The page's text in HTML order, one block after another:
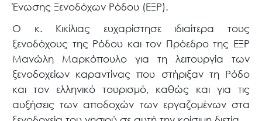
Ένωσης Ξενοδόχων Ρόδου (ΕΞΡ).
Ο κ. Κικίλιας ευχαρίστησε ιδιαίτερα τους
ξενοδόχους της Ρόδου και τον Πρόεδρο της ΕΞΡ
Μανώλη Μαρκόπουλο για τη λειτουργία των
ξενοδοχείων καραντίνας που στήριξαν τη Ρόδο
και τον ελληνικό τουρισμό, καθώς και για τις
αυξήσεις των αποδοχών των εργαζομένων στα